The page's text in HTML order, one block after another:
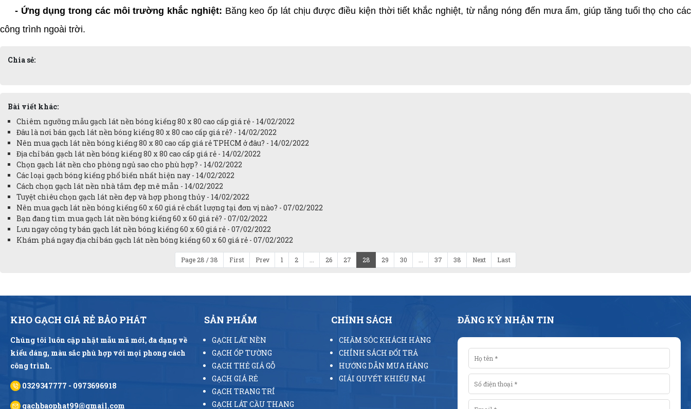
- Ứng dụng trong các môi trường khắc nghiệt: Băng keo ốp lát chịu được điều kiện thời tiết khắc nghiệt, từ nắng nóng đến mưa ẩm, giúp tăng tuổi thọ cho các
công trình ngoài trời.
Chia sẻ:
Bài viết khác:
Chiêm ngưỡng mẫu gạch lát nền bóng kiếng 80 x 80 cao cấp giá rẻ - 14/02/2022
Đâu là nơi bán gạch lát nền bóng kiếng 80 x 80 cao cấp giá rẻ? - 14/02/2022
Nên mua gạch lát nền bóng kiếng 80 x 80 cao cấp giá rẻ TPHCM ở đâu? - 14/02/2022
Địa chỉ bán gạch lát nền bóng kiếng 80 x 80 cao cấp giá rẻ - 14/02/2022
Chọn gạch lát nền cho phòng ngủ sao cho phù hợp? - 14/02/2022
Các loại gạch bóng kiếng phổ biến nhất hiện nay - 14/02/2022
Cách chọn gạch lát nền nhà tắm đẹp mê mẫn - 14/02/2022
Tuyệt chiêu chọn gạch lát nền đẹp và hợp phong thủy - 14/02/2022
Nên mua gạch lát nền bóng kiếng 60 x 60 giá rẻ chất lượng tại đơn vị nào? - 07/02/2022
Bạn đang tìm mua gạch lát nền bóng kiếng 60 x 60 giá rẻ? - 07/02/2022
Lưu ngay công ty bán gạch lát nền bóng kiếng 60 x 60 giá rẻ - 07/02/2022
Khám phá ngay địa chỉ bán gạch lát nền bóng kiếng 60 x 60 giá rẻ - 07/02/2022
Page 28 / 38 First Prev 1 2 ... 26 27 28 29 30 ... 37 38 Next Last
KHO GẠCH GIÁ RẺ BẢO PHÁT
Chúng tôi luôn cập nhật mẫu mã mới, đa dạng về
kiểu dáng, màu sắc phù hợp với mọi phong cách
công trình.
0329347777 - 0973696918
gachbaophat99@gmail.com
SẢN PHẨM
GẠCH LÁT NỀN
GẠCH ỐP TƯỜNG
GẠCH THẺ GIẢ GỖ
GẠCH GIÁ RẺ
GẠCH TRANG TRÍ
GẠCH LÁT CẦU THANG
CHÍNH SÁCH
CHĂM SÓC KHÁCH HÀNG
CHÍNH SÁCH ĐỔI TRẢ
HƯỚNG DẪN MUA HÀNG
GIẢI QUYẾT KHIẾU NẠI
ĐĂNG KÝ NHẬN TIN